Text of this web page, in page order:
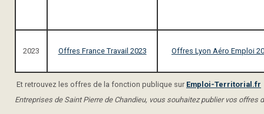
2023 Offres France Travail 2023 Offres Lyon Aéro Emploi
Et retrouvez les offres de la fonction publique sur Emploi-Territorial.fr
Entreprises de Saint Pierre de Chandieu, vous souhaitez publier vos offres